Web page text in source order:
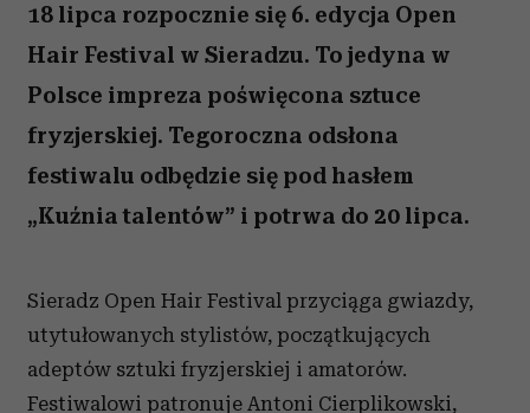
18 lipca rozpocznie się 6. edycja Open
Hair Festival w Sieradzu. To jedyna w
Polsce impreza poświęcona sztuce
fryzjerskiej. Tegoroczna odsłona
festiwalu odbędzie się pod hasłem
„Kuźnia talentów” i potrwa do 20 lipca.
Sieradz Open Hair Festival przyciąga gwiazdy,
utytułowanych stylistów, początkujących
adeptów sztuki fryzjerskiej i amatorów.
Festiwalowi patronuje Antoni Cierplikowski,